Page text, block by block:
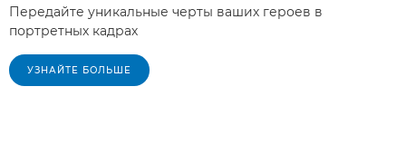
Передайте уникальные черты ваших героев в
портретных кадрах
УЗНАЙТЕ БОЛЬШЕ